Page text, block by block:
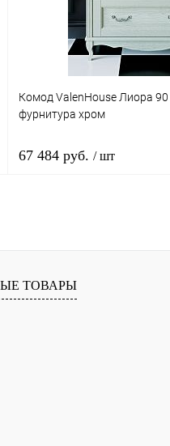
Комод ValenHouse Лиора 90
фурнитура хром
67 484 руб. / шт
В избранное
ТОВАРЫ